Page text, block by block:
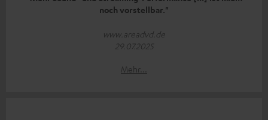
noch vorstellbar."
www.areadvd.de
29.07.2025
Mehr...